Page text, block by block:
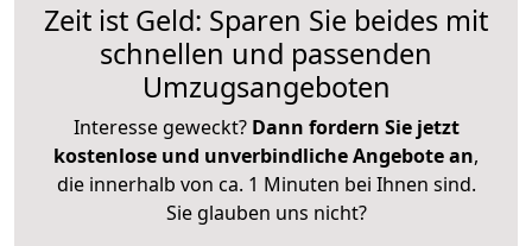
Zeit ist Geld: Sparen Sie beides mit
schnellen und passenden
Umzugsangeboten
Interesse geweckt? Dann fordern Sie jetzt
kostenlose und unverbindliche Angebote an,
die innerhalb von ca. 1 Minuten bei Ihnen sind.
Sie glauben uns nicht?